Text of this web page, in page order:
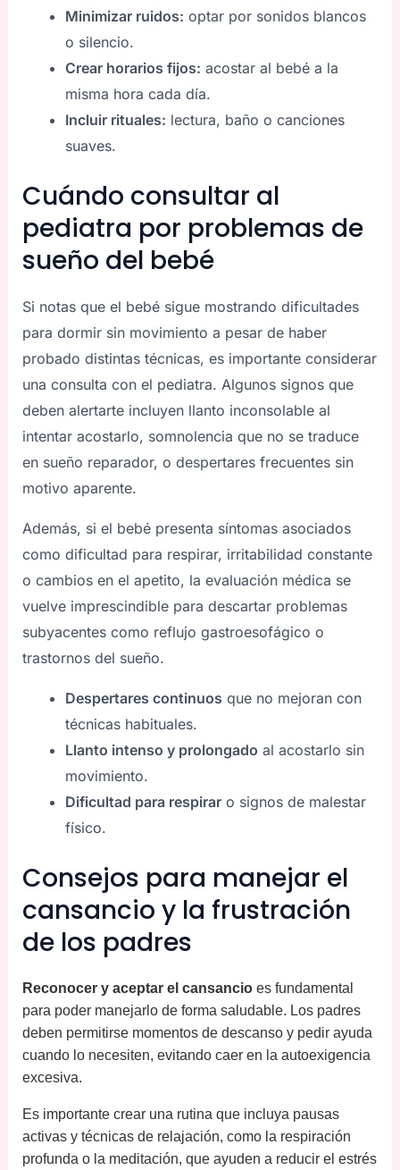
Minimizar ruidos: optar por sonidos blancos
o silencio.
Crear horarios fijos: acostar al bebé a la
misma hora cada día.
Incluir rituales: lectura, baño o canciones
suaves.
Cuándo consultar al
pediatra por problemas de
sueño del bebé
Si notas que el bebé sigue mostrando dificultades
para dormir sin movimiento a pesar de haber
probado distintas técnicas, es importante considerar
una consulta con el pediatra. Algunos signos que
deben alertarte incluyen llanto inconsolable al
intentar acostarlo, somnolencia que no se traduce
en sueño reparador, o despertares frecuentes sin
motivo aparente.
Además, si el bebé presenta síntomas asociados
como dificultad para respirar, irritabilidad constante
o cambios en el apetito, la evaluación médica se
vuelve imprescindible para descartar problemas
subyacentes como reflujo gastroesofágico o
trastornos del sueño.
Despertares continuos que no mejoran con
técnicas habituales.
Llanto intenso y prolongado al acostarlo sin
movimiento.
Dificultad para respiraro signos de malestar
físico.
Consejos para manejar el
cansancio y la frustración
de los padres
Reconocer y aceptar el cansancioes fundamental
para poder manejarlo de forma saludable. Los padres
deben permitirse momentos de descanso y pedir ayuda
cuando lo necesiten, evitando caer en la autoexigencia
excesiva.
Es importante crear una rutina que incluya pausas
activas y técnicas de relajación, como la respiración
profunda o la meditación, que ayuden a reducir el estrés